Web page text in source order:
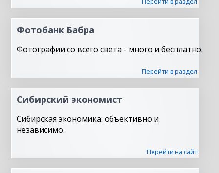
Фотобанк Бабра
Фотографии со всего света - много и бесплатно.
Перейти в раздел
Сибирский экономист
Сибирская экономика: объективно и
независимо.
Перейти на сайт